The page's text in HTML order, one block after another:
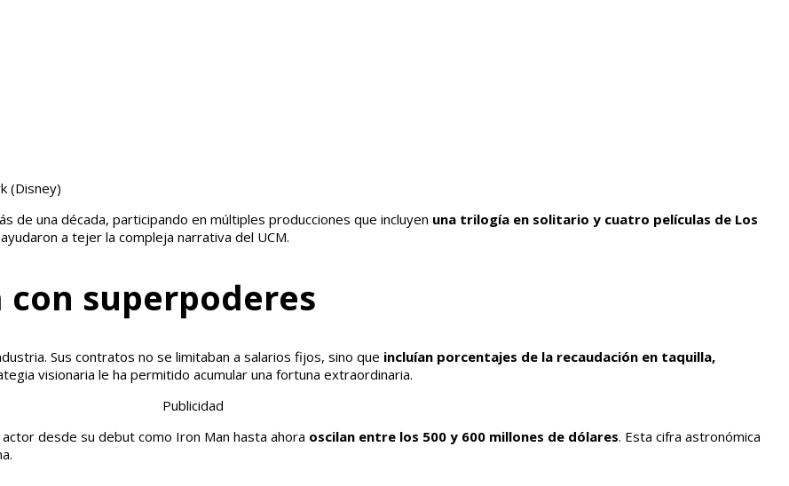
(Disney)
una década, participando en múltiples producciones que incluyen una trilogía en solitario y cuatro películas de Los
a tejer la compleja narrativa del UCM.
superpoderes
Sus contratos no se limitaban a salarios fijos, sino que incluían porcentajes de la recaudación en taquilla,
visionaria le ha permitido acumular una fortuna extraordinaria.
Publicidad
desde su debut como Iron Man hasta ahora oscilan entre los 500 y 600 millones de dólares. Esta cifra astronómica